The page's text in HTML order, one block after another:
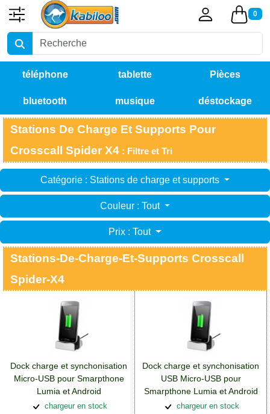
0
téléphone tablette Pièces
détachées
bluetooth musique déstockage
Stations De Charge Et Supports Pour
Crosscall Spider X4 : Filtre et Tri
Catégorie : Stations de charge et supports
Couleur : Tout
Prix : Tout
Stations-De-Charge-Et-Supports Crosscall
Spider-X4
Dock charge et synchonisation
Micro-USB pour Smarpthone
Lumia et Android
chargeur en stock
Dock charge et synchonisation
USB Micro-USB pour
Smarpthone Lumia et Android
chargeur en stock